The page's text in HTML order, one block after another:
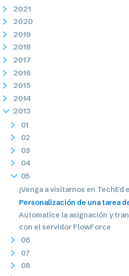
2021
2020
2019
2018
2017
2016
2015
2014
2013
01
02
03
04
05
¡Venga a visitarnos en TechEd
Personalización de una tarea
Automatice la asignación y
con el servidor FlowForce
06
07
08